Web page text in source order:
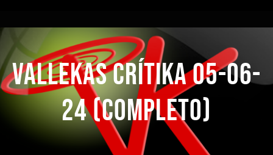
VALLEKAS CRÍTIKA 05-06-
24 (COMPLETO)